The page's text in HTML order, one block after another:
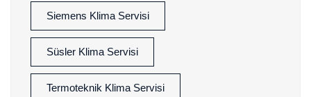
Siemens Klima Servisi
Süsler Klima Servisi
Termoteknik Klima Servisi